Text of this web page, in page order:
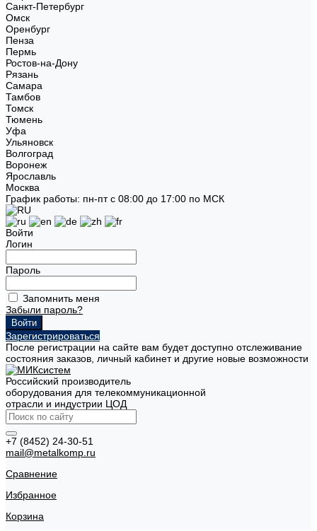
Санкт-Петербург
Омск
Оренбург
Пенза
Пермь
Ростов-на-Дону
Рязань
Самара
Тамбов
Томск
Тюмень
Уфа
Ульяновск
Волгоград
Воронеж
Ярославль
Москва
График работы: пн-пт с 08:00 до 17:00 по МСК
Войти
Логин
Пароль
Запомнить меня
Забыли пароль?
Зарегистрироваться
После регистрации на сайте вам будет доступно отслеживание
состояния заказов, личный кабинет и другие новые возможности
Российский производитель
оборудования для телекоммуникационной
отрасли и индустрии ЦОД
+7 (8452) 24-30-51
mail@metalkomp.ru
Сравнение
Избранное
Корзина